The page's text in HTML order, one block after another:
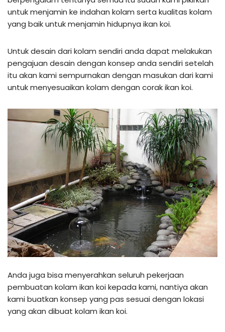
untuk menjamin ke indahan kolam serta kualitas kolam
yang baik untuk menjamin hidupnya ikan koi.
Untuk desain dari kolam sendiri anda dapat melakukan
pengajuan desain dengan konsep anda sendiri setelah
itu akan kami sempurnakan dengan masukan dari kami
untuk menyesuaikan kolam dengan corak ikan koi.
Anda juga bisa menyerahkan seluruh pekerjaan
pembuatan kolam ikan koi kepada kami, nantiya akan
kami buatkan konsep yang pas sesuai dengan lokasi
yang akan dibuat kolam ikan koi.